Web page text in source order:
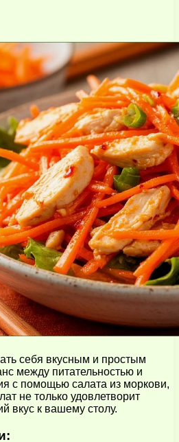
себя вкусным и простым
между питательностью и
с помощью салата из моркови,
не только удовлетворит
вкус к вашему столу.